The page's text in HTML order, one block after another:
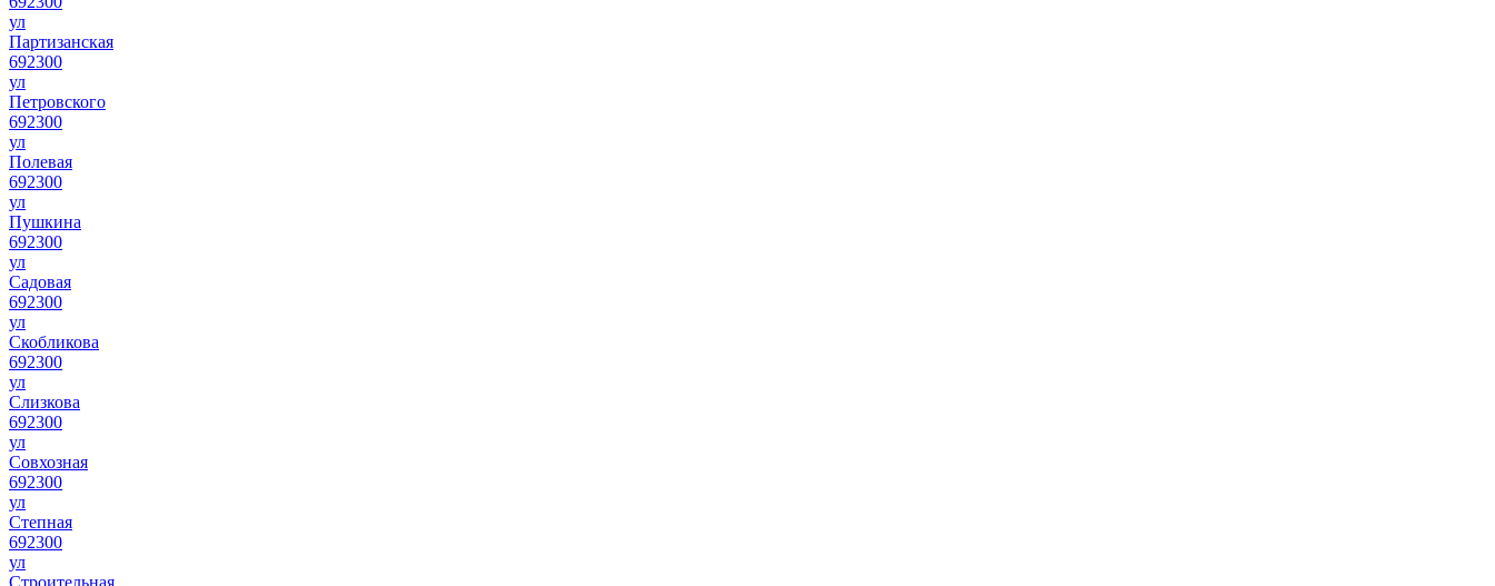
ул
Партизанская
692300
ул
Петровского
692300
ул
Полевая
692300
ул
Пушкина
692300
ул
Садовая
692300
ул
Скобликова
692300
ул
Слизкова
692300
ул
Совхозная
692300
ул
Степная
692300
ул
Строительная